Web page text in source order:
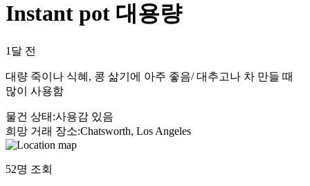
Instant pot 대용량
1달 전
대량 죽이나 식혜, 콩 삶기에 아주 좋음/ 대추고나 차 만들 때
많이 사용함
물건 상태 :사용감 있음
희망 거래 장소:Chatsworth, Los Angeles
52명 조회